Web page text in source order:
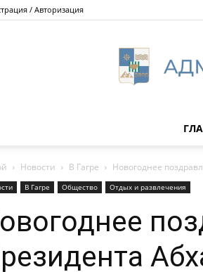
/ Авторизация
Новости В Гагре Новогоднее
В Гагре Общество Отдых и развлечения